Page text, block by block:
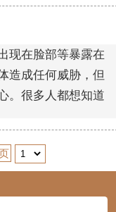
现在脸部等暴露在
造成任何威胁，但
。很多人都想知道